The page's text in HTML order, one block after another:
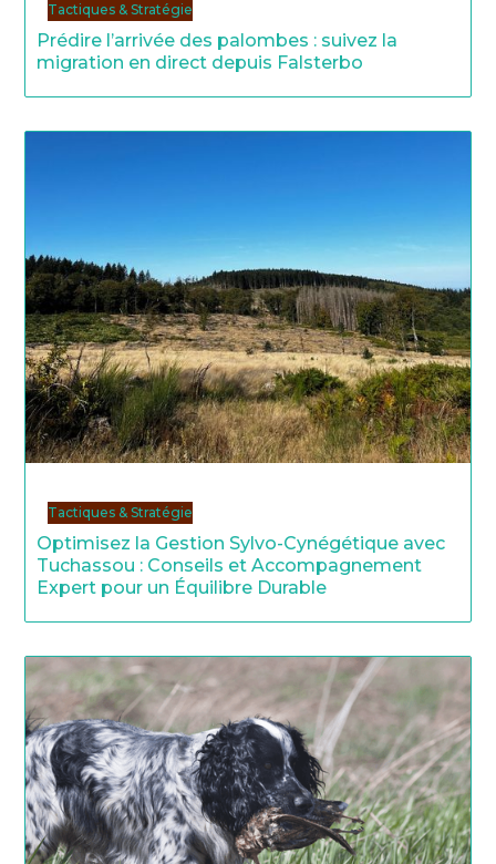
Tactiques & Stratégie
Prédire l’arrivée des palombes : suivez la
migration en direct depuis Falsterbo
Tactiques & Stratégie
Optimisez la Gestion Sylvo-Cynégétique avec
Tuchassou : Conseils et Accompagnement
Expert pour un Équilibre Durable